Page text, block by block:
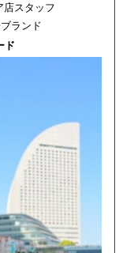
店スタッフ
ランド
ド